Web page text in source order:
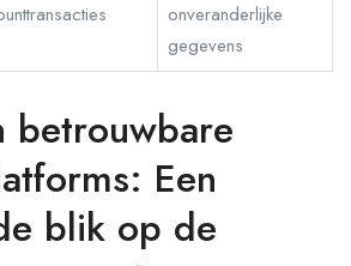
onveranderlijke
gegevens
betrouwbare
Een
blik op de